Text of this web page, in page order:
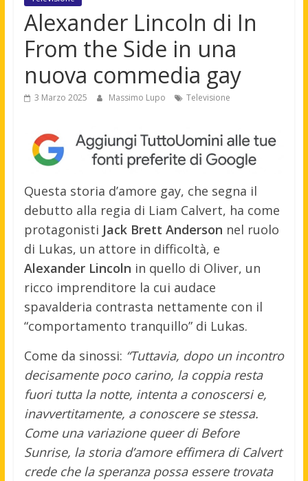
Alexander Lincoln di In
From the Side in una
nuova commedia gay
3 Marzo 2025 Massimo Lupo Televisione
Questa storia d’amore gay, che segna il
debutto alla regia di Liam Calvert, ha come
protagonisti Jack Brett Anderson nel ruolo
di Lukas, un attore in difficoltà, e
Alexander Lincoln in quello di Oliver, un
ricco imprenditore la cui audace
spavalderia contrasta nettamente con il
“comportamento tranquillo” di Lukas.
Come da sinossi: “Tuttavia, dopo un incontro
decisamente poco carino, la coppia resta
fuori tutta la notte, intenta a conoscersi e,
inavvertitamente, a conoscere se stessa.
Come una variazione queer di Before
Sunrise, la storia d’amore effimera di Calvert
crede che la speranza possa essere trovata